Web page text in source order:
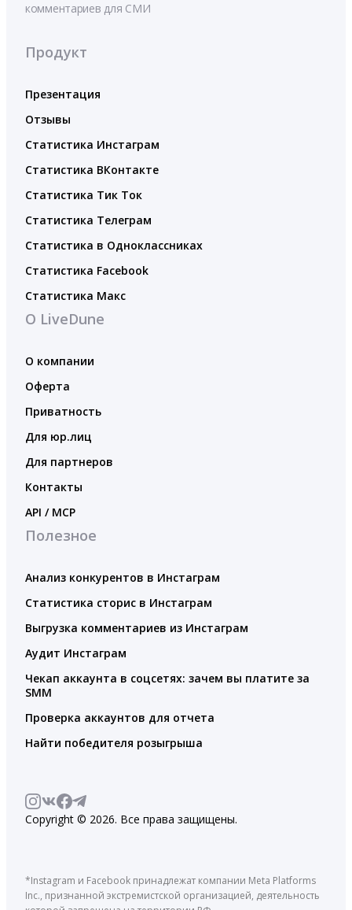
комментариев для СМИ
Продукт
Презентация
Отзывы
Статистика Инстаграм
Статистика ВКонтакте
Статистика Тик Ток
Статистика Телеграм
Статистика в Одноклассниках
Статистика Facebook
Статистика Макс
О LiveDune
О компании
Оферта
Приватность
Для юр.лиц
Для партнеров
Контакты
API / MCP
Полезное
Анализ конкурентов в Инстаграм
Статистика сторис в Инстаграм
Выгрузка комментариев из Инстаграм
Аудит Инстаграм
Чекап аккаунта в соцсетях: зачем вы платите за
SMM
Проверка аккаунтов для отчета
Найти победителя розыгрыша
Copyright © 2026. Все права защищены.
*Instagram и Facebook принадлежат компании Meta Platforms
Inc., признанной экстремистской организацией, деятельность